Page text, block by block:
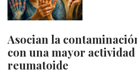
Asocian la
con una mayor
reumatoide